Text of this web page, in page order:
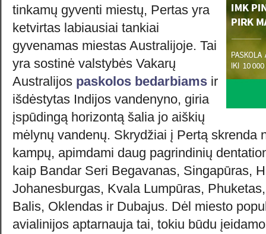
tinkamų gyventi miestų, Pertas yra
ketvirtas labiausiai tankiai
gyvenamas miestas Australijoje. Tai
yra sostinė valstybės Vakarų
Australijos paskolos bedarbiams ir
išdėstytas Indijos vandenyno, giria
įspūdingą horizontą šalia jo aiškių
mėlynų vandenų. Skrydžiai į Pertą skrenda
kampų, apimdami daug pagrindinių
kaip Bandar Seri Begavanas, Singapūras,
Johanesburgas, Kvala Lumpūras,
Balis, Oklendas ir Dubajus. Dėl miesto
avialinijos aptarnauja tai, tokiu būdu